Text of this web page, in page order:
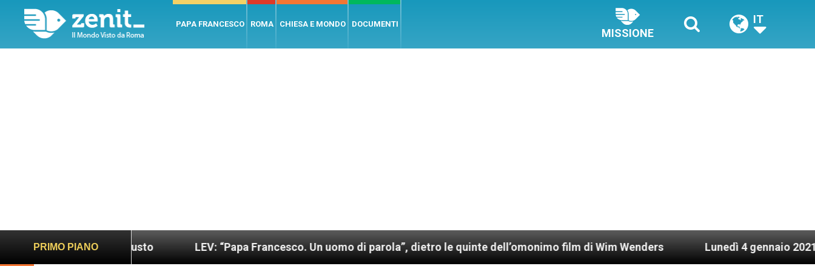
PAPA FRANCESCO ROMA CHIESA E MONDO DOCUMENTI
MISSIONE
IT
PRIMO PIANO
più sano e giusto LEV: “Papa Francesco. Un uomo di parola”, dietro le quinte dell’omonimo film di Wim Wenders Lunedì 4 gennaio 2021: